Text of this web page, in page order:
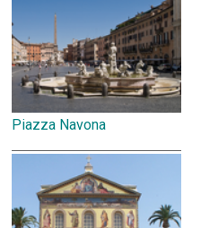
Piazza Navona